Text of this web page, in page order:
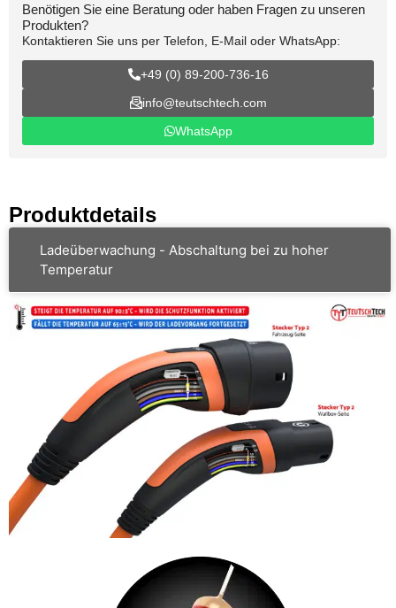
Benötigen Sie eine Beratung oder haben Fragen zu unseren
Produkten?
Kontaktieren Sie uns per Telefon, E-Mail oder WhatsApp:
+49 (0) 89-200-736-16
info@teutschtech.com
WhatsApp
Produktdetails
Ladeüberwachung - Abschaltung bei zu hoher
Temperatur